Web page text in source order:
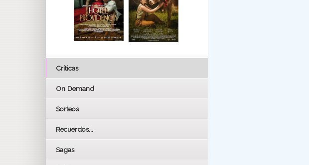
Críticas
On Demand
Sorteos
Recuerdos...
Sagas